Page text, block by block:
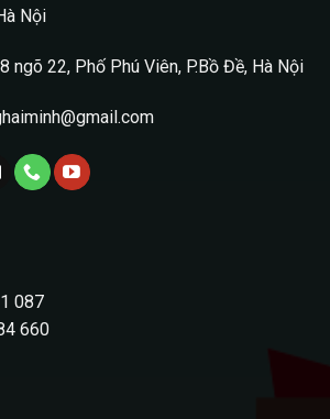
Nội
ngõ 22, Phố Phú Viên, P.Bồ Đề, Hà Nội
087